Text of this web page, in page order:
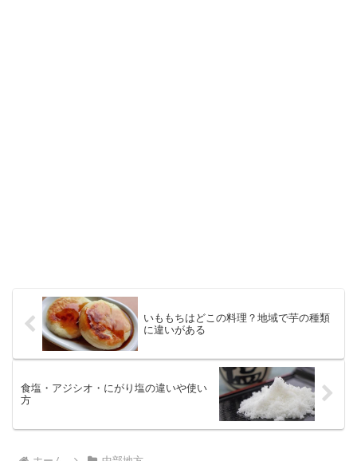
いももちはどこの料理？地域で芋の種類
に違いがある
食塩・アジシオ・にがり塩の違いや使い
方